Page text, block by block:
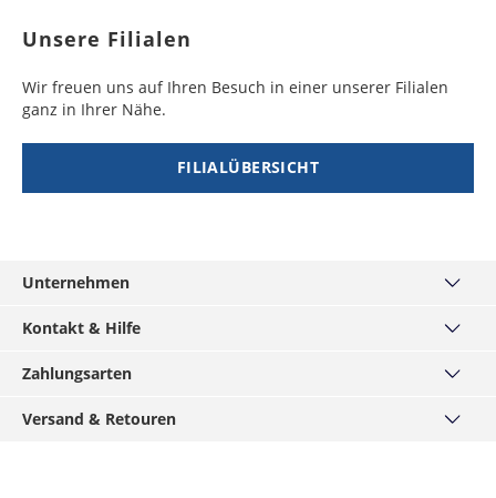
Unsere Filialen
Wir freuen uns auf Ihren Besuch in einer unserer Filialen
ganz in Ihrer Nähe.
FILIALÜBERSICHT
Unternehmen
MÄNNERKARTE
Kontakt & Hilfe
Größentabellen
Zahlungsarten
Versand & Retouren